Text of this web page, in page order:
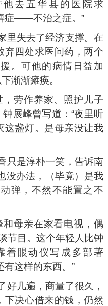
去五华县的医院求
症——不治之症。”
里失去了经济支撑。在
弃四处求医问药，两个
。可他的病情日益加
渐渐瘫痪。
劳作养家、照护儿子
展峰曾写道：“夜里听
这盏灯。是母亲没让我
只是淳朴一笑，告诉南
没办法，（毕竟）是我
弹，不然不能置之不
母亲在家看电视，偶
节目。这个年轻人比钟
着眼动仪写成多部著
有这样的东西。”
好几遍，商量了很久，
下决心借来的钱，仍然